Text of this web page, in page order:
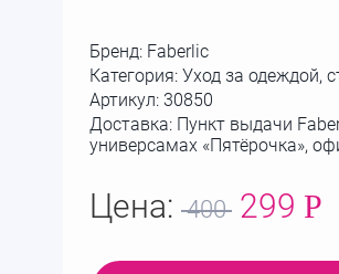
Бренд: Faberlic
Категория: Уход за одеждой,
Артикул: 30850
Доставка: Пункт выдачи
универсамах «Пятёрочка»,
Цена: 400 299 Р